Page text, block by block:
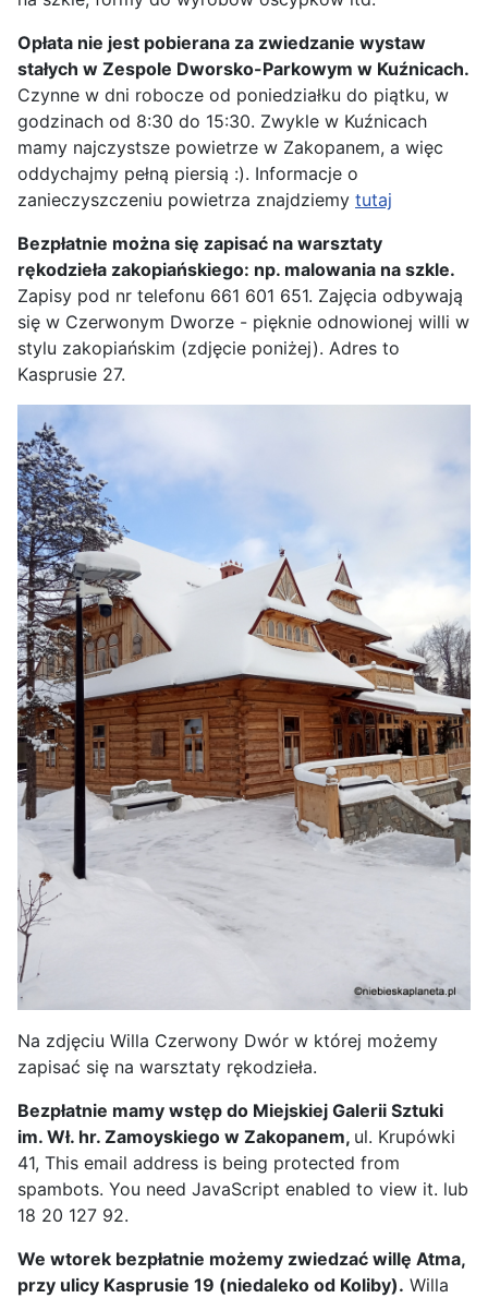
Opłata nie jest pobierana za zwiedzanie wystaw
stałych w Zespole Dworsko-Parkowym w Kuźnicach.
Czynne w dni robocze od poniedziałku do piątku, w
godzinach od 8:30 do 15:30. Zwykle w Kuźnicach
mamy najczystsze powietrze w Zakopanem, a więc
oddychajmy pełną piersią :). Informacje o
zanieczyszczeniu powietrza znajdziemy tutaj
Bezpłatnie można się zapisać na warsztaty
rękodzieła zakopiańskiego: np. malowania na szkle.
Zapisy pod nr telefonu 661 601 651. Zajęcia odbywają
się w Czerwonym Dworze - pięknie odnowionej willi w
stylu zakopiańskim (zdjęcie poniżej). Adres to
Kasprusie 27.
Na zdjęciu Willa Czerwony Dwór w której możemy
zapisać się na warsztaty rękodzieła.
Bezpłatnie mamy wstęp do Miejskiej Galerii Sztuki
im. Wł. hr. Zamoyskiego w Zakopanem, ul. Krupówki
41, This email address is being protected from
spambots. You need JavaScript enabled to view it. lub
18 20 127 92.
We wtorek bezpłatnie możemy zwiedzać willę Atma,
przy ulicy Kasprusie 19 (niedaleko od Koliby). Willa